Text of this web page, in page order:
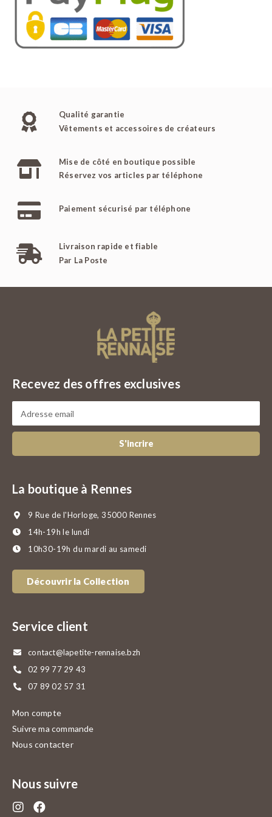
Qualité garantie
Vêtements et accessoires de créateurs
Mise de côté en boutique possible
Réservez vos articles par téléphone
Paiement sécurisé par téléphone
Livraison rapide et fiable
Par La Poste
Recevez des offres exclusives
S'incrire
La boutique à Rennes
9 Rue de l'Horloge, 35000 Rennes
14h-19h le lundi
10h30-19h du mardi au samedi
Découvrir la Collection
Service client
contact@lapetite-rennaise.bzh
02 99 77 29 43
07 89 02 57 31
Mon compte
Suivre ma commande
Nous contacter
Nous suivre